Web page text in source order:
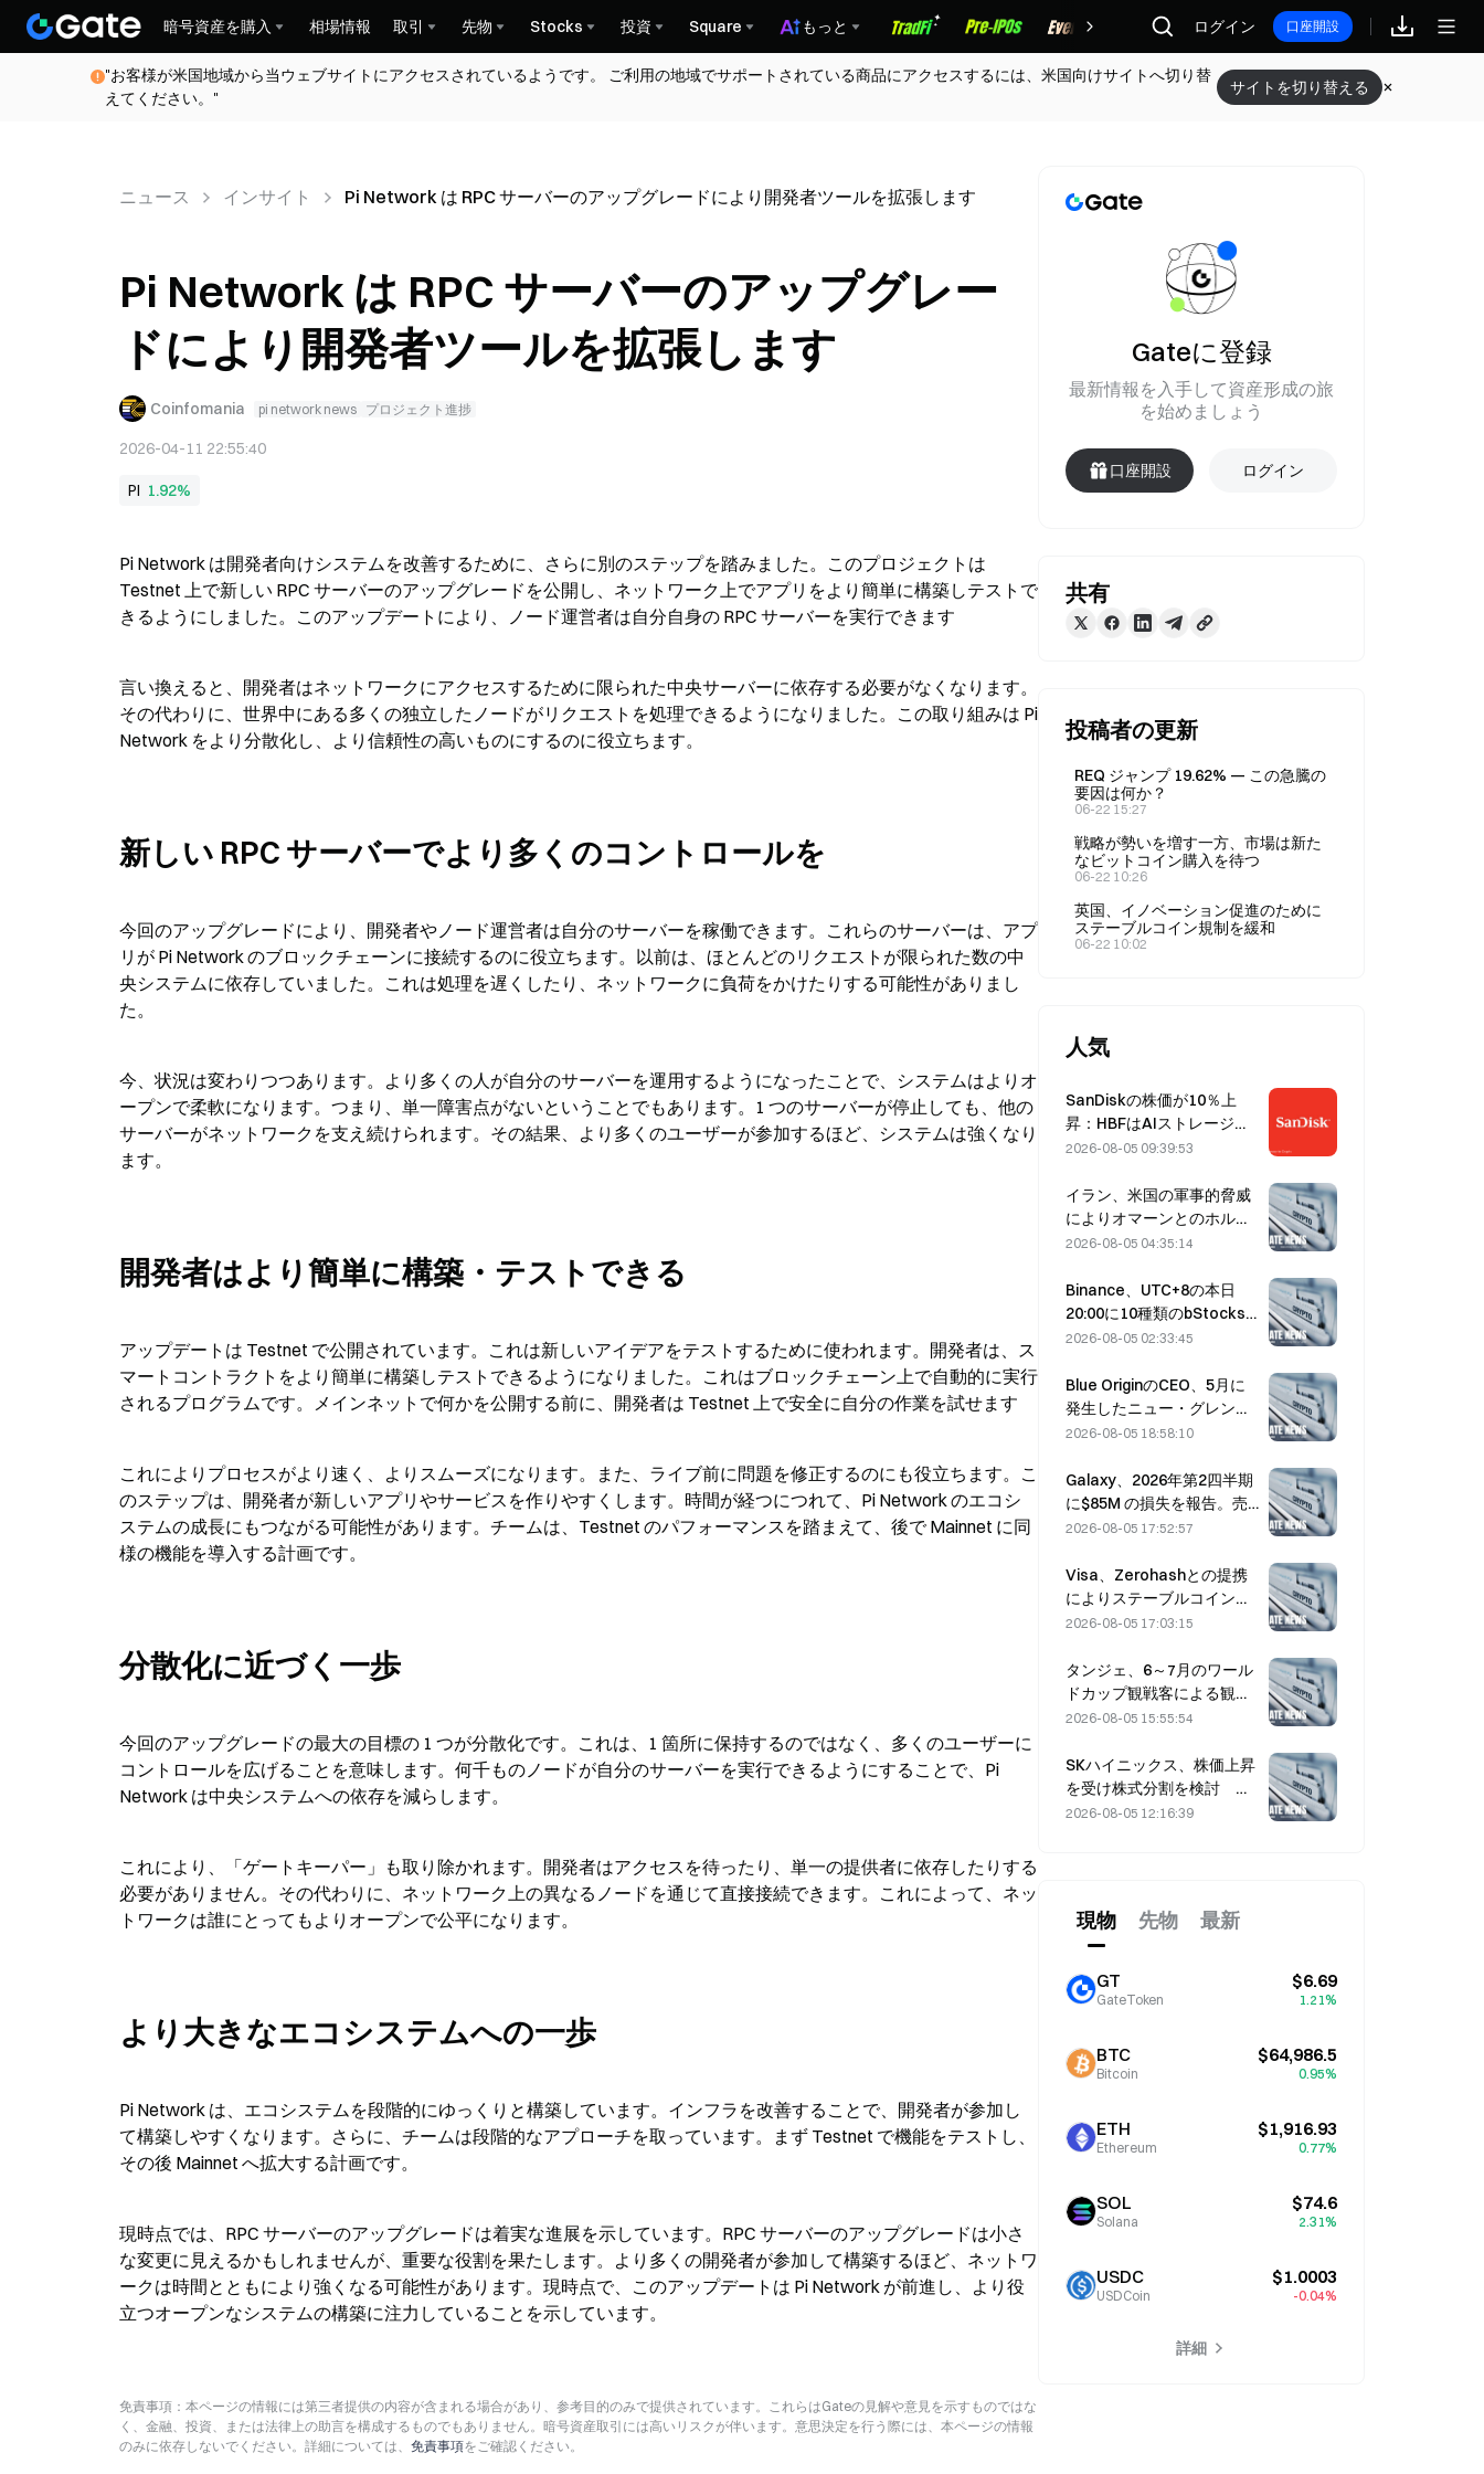
暗号資産を購入 相場情報 取引 先物 Stocks 投資 Square もっと 報酬 ログイン 口座開設
"お客様が米国地域から当ウェブサイトにアクセスされているようです。 ご利用の地域でサポートされている商品にアクセスするには、米国向けサイトへ切り替
えてください。"
サイトを切り替える
ニュース インサイト Pi Network は RPC サーバーのアップグレードにより開発者ツールを拡張します
Pi Network は RPC サーバーのアップグレー
ドにより開発者ツールを拡張します
Coinfomania pi network news プロジェクト進捗
2026-04-11 22:55:40
PI 1.92%
Pi Network は開発者向けシステムを改善するために、さらに別のステップを踏みました。このプロジェクトは
Testnet 上で新しい RPC サーバーのアップグレードを公開し、ネットワーク上でアプリをより簡単に構築しテストで
きるようにしました。このアップデートにより、ノード運営者は自分自身の RPC サーバーを実行できます
言い換えると、開発者はネットワークにアクセスするために限られた中央サーバーに依存する必要がなくなります。
その代わりに、世界中にある多くの独立したノードがリクエストを処理できるようになりました。この取り組みは Pi
Network をより分散化し、より信頼性の高いものにするのに役立ちます。
新しい RPC サーバーでより多くのコントロールを
今回のアップグレードにより、開発者やノード運営者は自分のサーバーを稼働できます。これらのサーバーは、アプ
リが Pi Network のブロックチェーンに接続するのに役立ちます。以前は、ほとんどのリクエストが限られた数の中
央システムに依存していました。これは処理を遅くしたり、ネットワークに負荷をかけたりする可能性がありまし
た。
今、状況は変わりつつあります。より多くの人が自分のサーバーを運用するようになったことで、システムはよりオ
ープンで柔軟になります。つまり、単一障害点がないということでもあります。1 つのサーバーが停止しても、他の
サーバーがネットワークを支え続けられます。その結果、より多くのユーザーが参加するほど、システムは強くなり
ます。
開発者はより簡単に構築・テストできる
アップデートは Testnet で公開されています。これは新しいアイデアをテストするために使われます。開発者は、ス
マートコントラクトをより簡単に構築しテストできるようになりました。これはブロックチェーン上で自動的に実行
されるプログラムです。メインネットで何かを公開する前に、開発者は Testnet 上で安全に自分の作業を試せます
これによりプロセスがより速く、よりスムーズになります。また、ライブ前に問題を修正するのにも役立ちます。こ
のステップは、開発者が新しいアプリやサービスを作りやすくします。時間が経つにつれて、Pi Network のエコシ
ステムの成長にもつながる可能性があります。チームは、Testnet のパフォーマンスを踏まえて、後で Mainnet に同
様の機能を導入する計画です。
分散化に近づく一歩
今回のアップグレードの最大の目標の 1 つが分散化です。これは、1 箇所に保持するのではなく、多くのユーザーに
コントロールを広げることを意味します。何千ものノードが自分のサーバーを実行できるようにすることで、Pi
Network は中央システムへの依存を減らします。
これにより、「ゲートキーパー」も取り除かれます。開発者はアクセスを待ったり、単一の提供者に依存したりする
必要がありません。その代わりに、ネットワーク上の異なるノードを通じて直接接続できます。これによって、ネッ
トワークは誰にとってもよりオープンで公平になります。
より大きなエコシステムへの一歩
Pi Network は、エコシステムを段階的にゆっくりと構築しています。インフラを改善することで、開発者が参加し
て構築しやすくなります。さらに、チームは段階的なアプローチを取っています。まず Testnet で機能をテストし、
その後 Mainnet へ拡大する計画です。
現時点では、RPC サーバーのアップグレードは着実な進展を示しています。RPC サーバーのアップグレードは小さ
な変更に見えるかもしれませんが、重要な役割を果たします。より多くの開発者が参加して構築するほど、ネットワ
ークは時間とともにより強くなる可能性があります。現時点で、このアップデートは Pi Network が前進し、より役
立つオープンなシステムの構築に注力していることを示しています。
免責事項：本ページの情報には第三者提供の内容が含まれる場合があり、参考目的のみで提供されています。これらはGateの見解や意見を示すものではな
く、金融、投資、または法律上の助言を構成するものでもありません。暗号資産取引には高いリスクが伴います。意思決定を行う際には、本ページの情報
のみに依存しないでください。詳細については、 免責事項をご確認ください。
Gateに登録
最新情報を入手して資産形成の旅
を始めましょう
口座開設 ログイン
共有
投稿者の更新
REQ ジャンプ 19.62% — この急騰の
要因は何か？
06-22 15:27
戦略が勢いを増す一方、市場は新た
なビットコイン購入を待つ
06-22 10:26
英国、イノベーション促進のために
ステーブルコイン規制を緩和
06-22 10:02
人気
SanDiskの株価が10％上
昇：HBFはAIストレージの
新たなサイクルをどう切り
リオを裏付けられるか？
2026-08-05 09:39:53
イラン、米国の軍事的脅威
によりオマーンとのホルム
ズ海峡合意が遅延すると表
2026-08-05 04:35:14
Binance、UTC+8の本日
20:00に10種類のbStocks
取引ペアの取引を開始、メ
2026-08-05 02:33:45
Blue OriginのCEO、5月に
発生したニュー・グレンの
爆発はBE-4エンジンのバル
2026-08-05 18:58:10
Galaxy、2026年第2四半期
に$85M の損失を報告。売
上高は3億ドル下振れし、株
2026-08-05 17:52:57
Visa、Zerohashとの提携
によりステーブルコイン決
済をVisa Directに統合
2026-08-05 17:03:15
タンジェ、6～7月のワール
ドカップ観戦客による観光
需要を追い風に売上高5％増
2026-08-05 15:55:54
SKハイニックス、株価上昇
を受け株式分割を検討 幹
部「不可能ではない」
2026-08-05 12:16:39
現物 先物 最新
GT
GateToken
$6.69
1.21%
BTC
Bitcoin
$64,986.5
0.95%
ETH
Ethereum
$1,916.93
0.77%
SOL
Solana
$74.6
2.31%
USDC
USDCoin
$1.0003
-0.04%
詳細